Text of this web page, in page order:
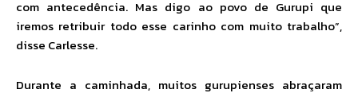
com antecedência. Mas digo ao povo de Gurupi que
iremos retribuir todo esse carinho com muito trabalho”,
disse Carlesse.
Durante a caminhada, muitos gurupienses abraçaram